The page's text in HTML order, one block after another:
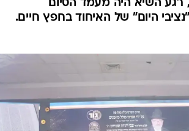
רגע השיא היה מעמד הסיום
היום" של האיחוד בחפץ חיים.